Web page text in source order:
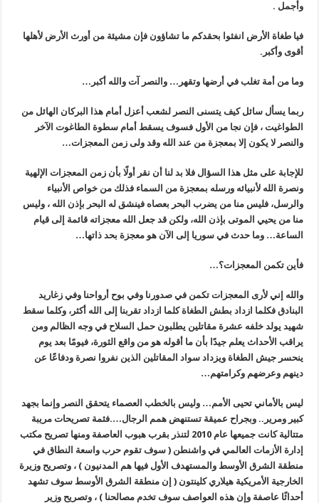
وأجمل .
فيا طغاة الأرض انفثوا بحقدكم ما تشاؤون فإن مشيئة من أورث الأرض لأهلها
أقوى وأكبر.
وما من أمة تغلب في أرضها وتقهر… والنصر آت والله أكبر…
ربما يسأل سائل كيف يتسنى النصر لشعب أعزل أمام هذا البركان الهائل من
الطواغيت ، فإن نجا من الأول فسوف يسقط أمام سطوة الطاغوت الآخر
والنصر لا يكون إلا بمعجزة من عند الله وقد ولى زمن المعجزات…
للإجابة على مثل هذا السؤال فلا بد لنا أن نقر أولًا بأن زمن المعجزات الإلهية
ونصرة الله لأنبيائه ورسله بمعجزة من السماء فذلك من خواص الأنبياء
والرسل، فليس منا من يضرب البحر بعصاه فينشق له البحر بإذن الله ، وليس
منا من يحيي الموتى بإذن الله، ولكن قد جعل الله معجزاته قائمة إلى قيام
الساعة… وما حدث في سوريا إلى الآن هو معجزة بحد ذاتها…
فأين تكمن المعجزات؟…
والله إني لأرى المعجزات تكمن في صدورنا وفي بوح أرواحنا وفي زغاريد
البنادق فكلما ازداد بطش الطغاة كلما ازداد تقربنا إلى الله أكثر، وكلما سقط
شهيد يولد خلفه عشرة مقاتلين يطلبون حمل السلاح في وجه الظالم ومن
يراقب الأحداث يعلم جيدًا بأن ما أقوله هو من واقع الثورة، فيومًا بعد يوم
ينحسر جيش الطغاة ويزداد سواد المقاتلين الذين نفروا نصرة ودفاعًا عن
دينهم وعرضهم وكرامتهم…
ليس بالأماني تحيى الأمم… وليس بالخطب العصماء يتحقق النصر وإنما بجهد
كبير ومرير.. وبجراح عميقة تستنهض همم الرجال….فثمة تصريحات مريبة
متتالية كانت جميعها عام 2010 لتنذر بقرب هبوب العاصفة ومنها تصريح مكتب
إدارة الأزمات العالمي في واشنطن ( سوف تقوم حرب واسعة النطاق في
منطقة الشرق الأوسط والمستهدف الأول فيها هم المدنيون ) ، وتصريح وزيرة
الخارجية الأمريكية هيلاري كلينتون( إن منطقة الشرق الأوسط سوف تشهد
أحداثًا عاصفة وإن هذه العواصف سوف تخدم مصالحنا ) ، وتصريح وزير